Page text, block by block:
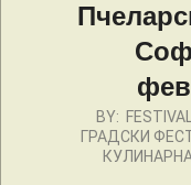
2024-
02-
BY:
ГРАДСКИ